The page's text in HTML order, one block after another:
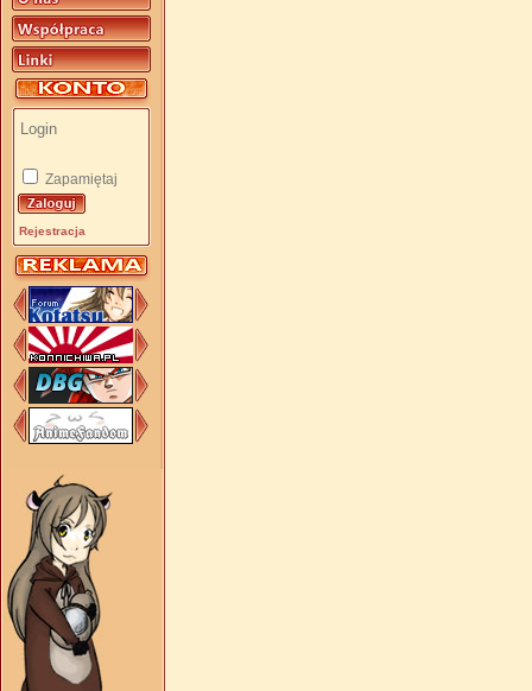
Zapamiętaj
Rejestracja